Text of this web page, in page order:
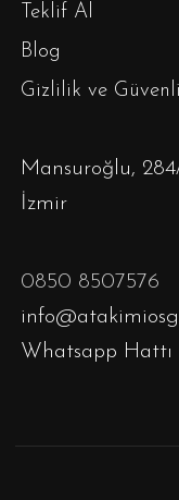
Teklif Al
Blog
Gizlilik ve
Mansuroğlu,
İzmir
0850 8507576
Whatsapp Hattı